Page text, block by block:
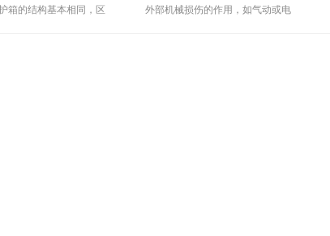
箱的结构基本相同，区
外部机械损伤的作用，如气动或电